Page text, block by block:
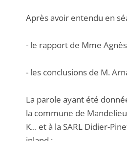
Après avoir entendu en
- le rapport de Mme
- les conclusions de M.
La parole ayant été
la commune de
K... et à la SARL Didier-